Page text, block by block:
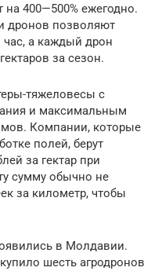
на 400—500% ежегодно.
дронов позволяют
час, а каждый дрон
за сезон.
тяжеловесы с
и максимальным
Компании, которые
полей, берут
за гектар при
сумму обычно не
за километр, чтобы
в Молдавии.
шесть агродронов